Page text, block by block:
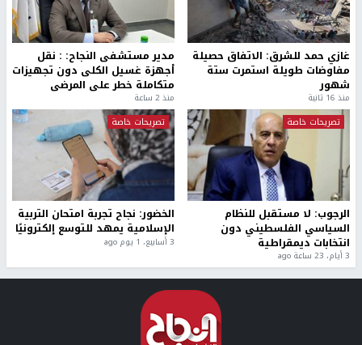
غازي حمد للشرق: الاتفاق حصيلة
مفاوضات طويلة استمرت ستة
شهور
منذ 16 ثانية
مدير مستشفى النجاح: : نقل
أجهزة غسيل الكلى دون تجهيزات
متكاملة خطر على المرضى
منذ 2 ساعة
تصريحات خاصة
الرجوب: لا مستقبل للنظام
السياسي الفلسطيني دون
انتخابات ديمقراطية
3 أيام، 23 ساعة ago
تصريحات خاصة
الخضور: نجاح تجربة امتحان التربية
الإسلامية يمهد للتوسع إلكترونيًا
3 أسابيع، 1 يوم ago